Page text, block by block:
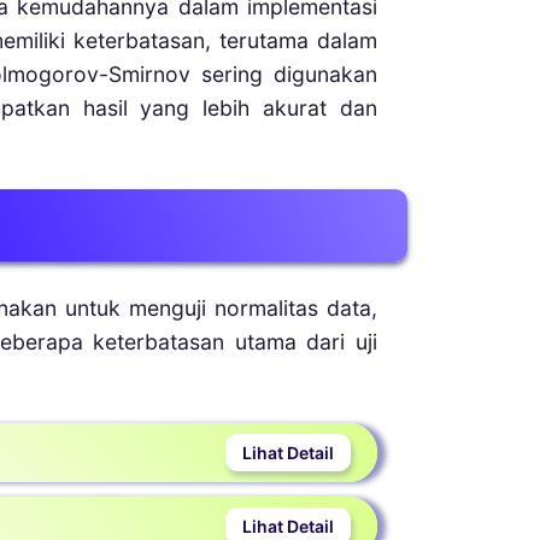
dalam implementasi
keterbatasan, terutama dalam
Smirnov sering digunakan
hasil yang lebih akurat dan
untuk menguji normalitas data,
keterbatasan utama dari uji
dataset besar, uji ini bisa